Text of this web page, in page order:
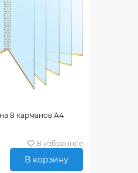
8 карманов А4
В избранное
В корзину